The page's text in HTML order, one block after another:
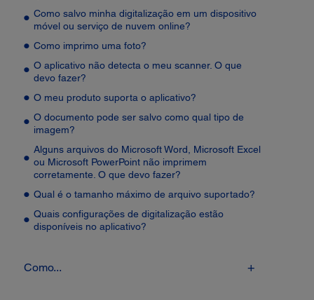
Como salvo minha digitalização em um dispositivo
móvel ou serviço de nuvem online?
Como imprimo uma foto?
O aplicativo não detecta o meu scanner. O que
devo fazer?
O meu produto suporta o aplicativo?
O documento pode ser salvo como qual tipo de
imagem?
Alguns arquivos do Microsoft Word, Microsoft Excel
ou Microsoft PowerPoint não imprimem
corretamente. O que devo fazer?
Qual é o tamanho máximo de arquivo suportado?
Quais configurações de digitalização estão
disponíveis no aplicativo?
Como...